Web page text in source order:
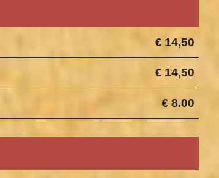
€ 14,50
€ 14,50
€ 8.00